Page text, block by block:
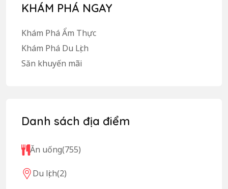
KHÁM PHÁ NGAY
Khám Phá Ẩm Thực
Khám Phá Du Lịch
Săn khuyến mãi
Danh sách địa điểm
Ăn uống(755)
Du lịch(2)